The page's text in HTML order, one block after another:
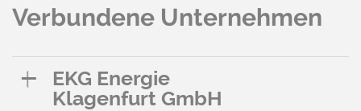
Verbundene Unternehmen
EKG Energie
Klagenfurt GmbH